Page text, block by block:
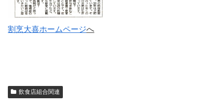
割烹大喜ホームページへ
飲食店組合関連